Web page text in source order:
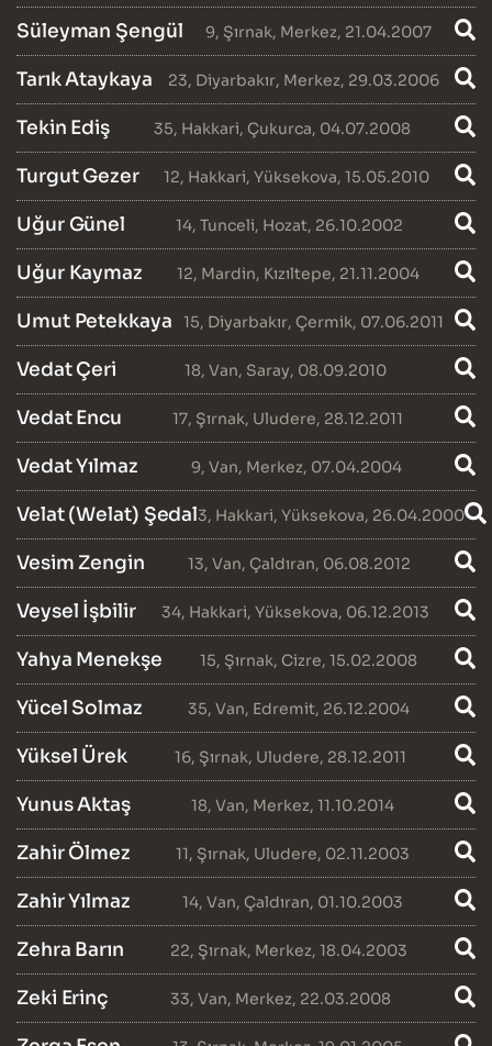
Süleyman Şengül 9, Şırnak, Merkez, 21.04.2007
Tarık Ataykaya 23, Diyarbakır, Merkez, 29.03.2006
Tekin Ediş 35, Hakkari, Çukurca, 04.07.2008
Turgut Gezer 12, Hakkari,Yüksekova, 15.05.2010
Uğur Günel 14,Tunceli, Hozat, 26.10.2002
Uğur Kaymaz 12, Mardin, Kızıltepe, 21.11.2004
Umut Petekkaya 15, Diyarbakır, Çermik, 07.06.2011
Vedat Çeri 18, Van, Saray, 08.09.2010
Vedat Encu 17, Şırnak, Uludere, 28.12.2011
Vedat Yılmaz 9, Van, Merkez, 07.04.2004
Velat (Welat) Şedal3, Hakkari,Yüksekova, 26.04.2000
Vesim Zengin 13,Van, Çaldıran, 06.08.2012
Veysel İşbilir 34, Hakkari, Yüksekova, 06.12.2013
Yahya Menekşe 15, Şırnak, Cizre, 15.02.2008
Yücel Solmaz 35, Van, Edremit, 26.12.2004
Yüksel Ürek 16, Şırnak, Uludere, 28.12.2011
Yunus Aktaş 18, Van, Merkez, 11.10.2014
Zahir Ölmez 11, Şırnak, Uludere, 02.11.2003
Zahir Yılmaz 14, Van, Çaldıran, 01.10.2003
Zehra Barın 22, Şırnak, Merkez, 18.04.2003
Zeki Erinç 33,Van, Merkez, 22.03.2008